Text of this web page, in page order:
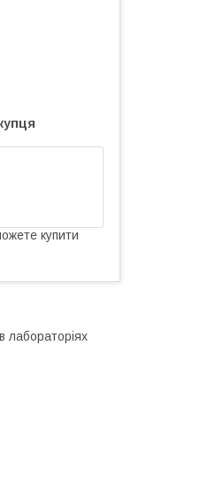
купити
лабораторіях